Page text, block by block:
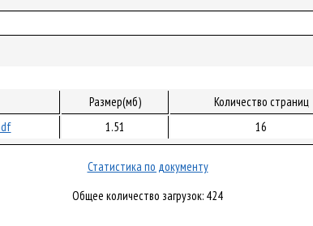
Размер(мб) Количество страниц
1.51 16
Статистика по документу
Общее количество загрузок: 424